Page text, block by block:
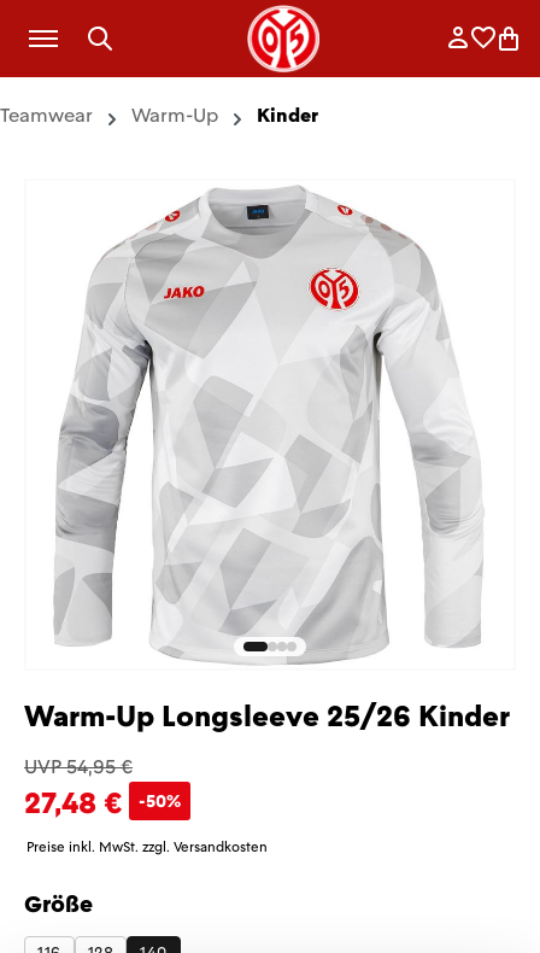
Zum Hauptinhalt springen
Teamwear Warm-Up Kinder
Warm-Up Longsleeve 25/26 Kinder
UVP 54,95 €
27,48 € -50%
Preise inkl. MwSt. zzgl. Versandkosten
Größe
auswählen